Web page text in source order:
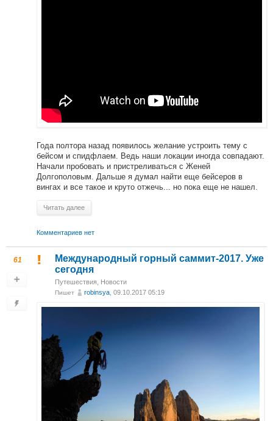
Года полтора назад появилось желание устроить тему с
бейсом и спидфлаем. Ведь наши локации иногда совпадают.
Начали пробовать и пристреливаться с Женей
Долгополовым. Дальше я думал найти еще бейсеров в
вингах и все такое и круто отжечь... но пока еще не нашел.
Читать далее
Комментариев нет
61
Международный горный саммит-2017. Уже
сегодня
Путешествия Новости
Пишет robinsya , 09.10.2017 05:19